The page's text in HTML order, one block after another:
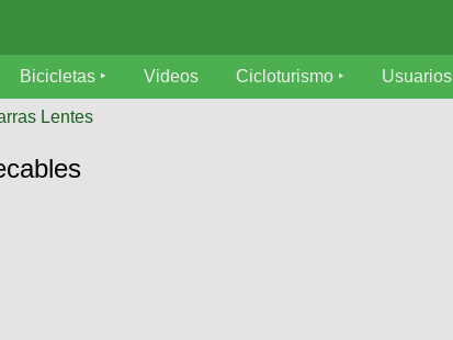
Bicicletas Videos Cicloturismo Usuarios
Lentes